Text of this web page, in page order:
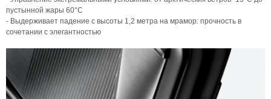
пустынной жары 60°C
- Выдерживает падение с высоты 1,2 метра на мрамор: прочность в
сочетании с элегантностью